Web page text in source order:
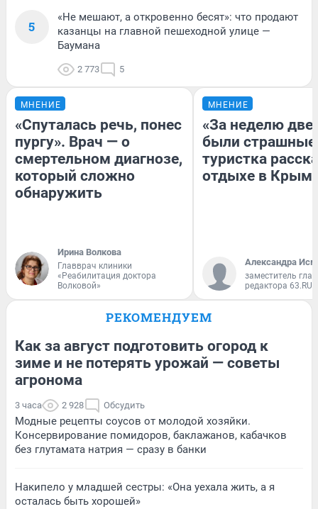
5
«Не мешают, а откровенно бесят»: что продают
казанцы на главной пешеходной улице —
Баумана
2 773 5
МНЕНИЕ
«Спуталась речь, понес
пургу». Врач — о
смертельном диагнозе,
который сложно
обнаружить
Ирина Волкова
Главврач клиники
«Реабилитация доктора
Волковой»
МНЕНИЕ
«За неделю две
были
туристка
отдыхе в
Александра
заместитель
редактора 63.RU
РЕКОМЕНДУЕМ
Как за август подготовить огород к
зиме и не потерять урожай — советы
агронома
3 часа 2 928 Обсудить
Модные рецепты соусов от молодой хозяйки.
Консервирование помидоров, баклажанов, кабачков
без глутамата натрия — сразу в банки
Накипело у младшей сестры: «Она уехала жить, а я
осталась быть хорошей»